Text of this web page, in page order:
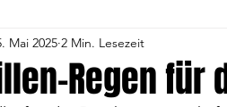
Regen für
Mai 2025 2 Min. Lesezeit